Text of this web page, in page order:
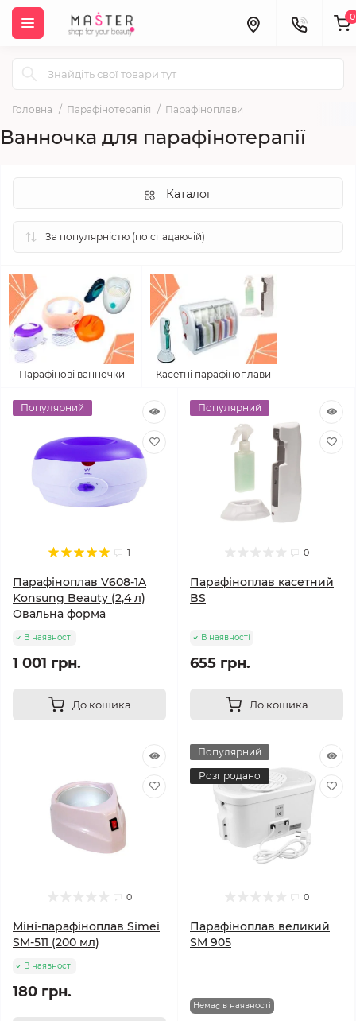
0
Головна Парафінотерапія Парафіноплави
Ванночка для парафінотерапії
Каталог
Парафінові ванночки Касетні парафіноплави
Популярний
1
Парафіноплав V608-1A
Konsung Beauty (2,4 л)
Овальна форма
В наявності
1 001 грн.
До кошика
Популярний
0
Парафіноплав касетний
BS
В наявності
655 грн.
До кошика
0
Міні-парафіноплав Simei
SM-511 (200 мл)
В наявності
180 грн.
Популярний
Розпродано
0
Парафіноплав великий
SM 905
Немає в наявності